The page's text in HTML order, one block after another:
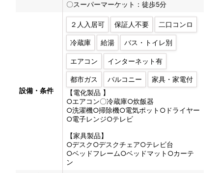
〇スーパーマーケット：徒歩5分
設備・条件
２人入居可 保証人不要 二口コンロ
冷蔵庫 給湯 バス・トイレ別
エアコン インターネット有
都市ガス バルコニー 家具・家電付
【電化製品 】
○エアコン〇冷蔵庫○炊飯器
○洗濯機○掃除機○電気ポット○ドライヤー
○電子レンジ○テレビ
【家具製品】
○デスク○デスクチェア○テレビ台
○ベッドフレーム○ベッドマット○カーテ
ン